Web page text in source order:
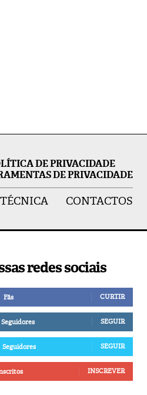
DE PRIVACIDADE
DE PRIVACIDADE
CONTACTOS
redes sociais
Fãs CURTIR
Seguidores SEGUIR
Seguidores SEGUIR
INSCREVER